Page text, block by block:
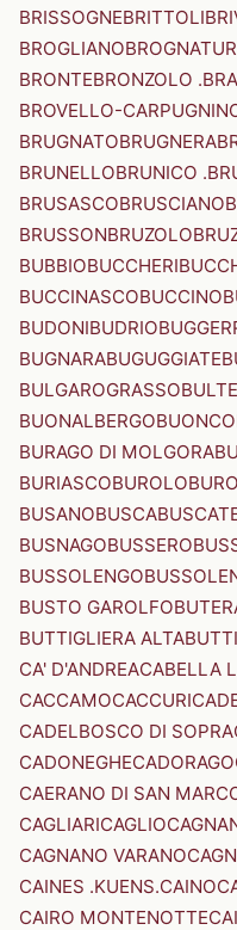
BRISSOGNEBRITTOLI
BROGLIANO
BRONTEBRONZOLO
BROVELLO-
BRUGNATOBRUGNERA
BRUNELLOBRUNICO
BRUSASCOBRUSCIANO
BRUSSONBRUZOLO
BUBBIOBUCCHERI
BUCCINASCOBUCCINO
BUDONIBUDRIO
BUGNARABUGUGGIATE
BULGAROGRASSO
BUONALBERGO
BURAGO DI MOLGORA
BURIASCOBUROLO
BUSANOBUSCA
BUSNAGOBUSSERO
BUSSOLENGO
BUSTO GAROLFO
BUTTIGLIERA ALTA
CA' D'ANDREACABELLA
CACCAMOCACCURI
CADELBOSCO DI SOPRA
CADONEGHECADORAGO
CAERANO DI SAN
CAGLIARICAGLIO
CAGNANO VARANO
CAINES .KUENS.CAINO
CAIRO MONTENOTTE